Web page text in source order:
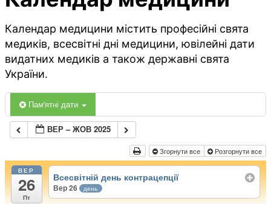
Календар медицини містить професійні свята
медиків, всесвітні дні медицини, ювілейні дати
видатних медиків а також державні свята
України.
Пам'ятні дати
ВЕР – ЖОВ 2025
Згорнути все Розгорнути все
ВЕР
26
Пт
Всесвітній день контрацепції
Вер 26 день